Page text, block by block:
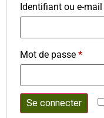
Identifiant ou e-mail
Mot de passe *
Se connecter